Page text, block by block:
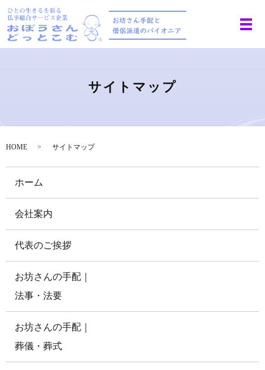
サイトマップ
HOME サイトマップ
ホーム
会社案内
代表のご挨拶
お坊さんの手配｜
法事・法要
お坊さんの手配｜
葬儀・葬式